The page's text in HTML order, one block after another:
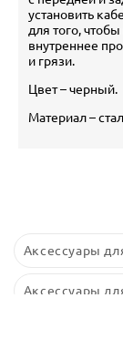
установить
для того,
внутреннее
и грязи.
Цвет – черный.
Материал –
Аксессуары
Аксессуары